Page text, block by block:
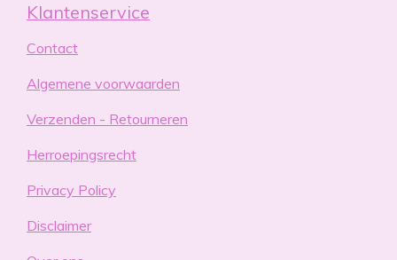
Klantenservice
Contact
Algemene voorwaarden
Verzenden - Retourneren
Herroepingsrecht
Privacy Policy
Disclaimer